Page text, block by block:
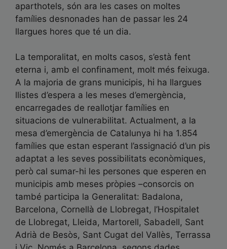
aparthotels, són ara les cases on moltes
famílies desnonades han de passar les 24
llargues hores que té un dia.
La temporalitat, en molts casos, s’està fent
eterna i, amb el confinament, molt més feixuga.
A la majoria de grans municipis, hi ha llargues
llistes d’espera a les meses d’emergència,
encarregades de reallotjar famílies en
situacions de vulnerabilitat. Actualment, a la
mesa d’emergència de Catalunya hi ha 1.854
famílies que estan esperant l’assignació d’un pis
adaptat a les seves possibilitats econòmiques,
però cal sumar-hi les persones que esperen en
municipis amb meses pròpies –consorcis on
també participa la Generalitat: Badalona,
Barcelona, Cornellà de Llobregat, l’Hospitalet
de Llobregat, Lleida, Martorell, Sabadell, Sant
Adrià de Besòs, Sant Cugat del Vallès, Terrassa